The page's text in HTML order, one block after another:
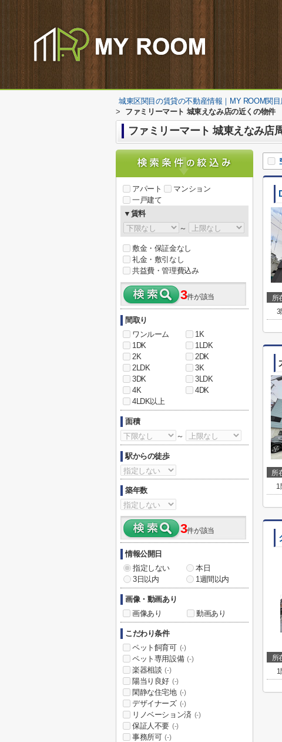
城東区関目の賃貸の不動産情報｜MY ROOM関目
>
ファミリーマート 城東えなみ店の近くの物件
ファミリーマート 城東えなみ店
所
3
所
1
所
アパート
マンション
一戸建て
▼賃料
～
敷金・保証金なし
礼金・敷引なし
共益費・管理費込み
3件が該当
間取り
ワンルーム
1K
1DK
1LDK
2K
2DK
2LDK
3K
3DK
3LDK
4K
4DK
4LDK以上
面積
～
駅からの徒歩
築年数
3件が該当
情報公開日
指定しない
本日
3日以内
1週間以内
画像・動画あり
画像あり
動画あり
こだわり条件
ペット飼育可 (-)
ペット専用設備 (-)
楽器相談 (-)
陽当り良好 (-)
閑静な住宅地 (-)
デザイナーズ (-)
リノベーション済 (-)
保証人不要 (-)
事務所可 (-)